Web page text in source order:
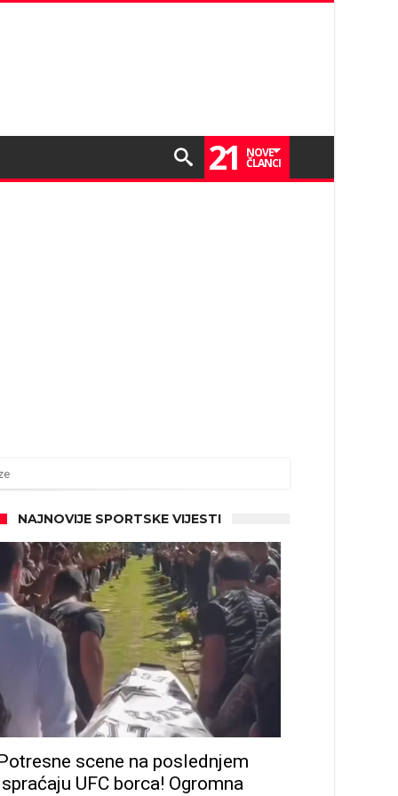
21 NOVE
ČLANCI
NAJNOVIJE SPORTSKE VIJESTI
scene na poslednjem
UFC borca! Ogromna